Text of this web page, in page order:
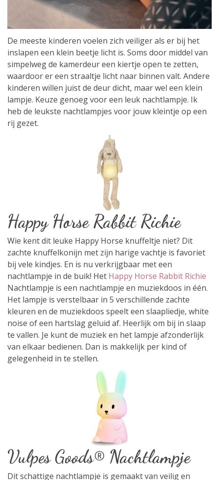
De meeste kinderen voelen zich veiliger als er bij het
inslapen een klein beetje licht is. Soms door middel van
simpelweg de kamerdeur een kiertje open te zetten,
waardoor er een straaltje licht naar binnen valt. Andere
kinderen willen juist de deur dicht, maar wel een klein
lampje. Keuze genoeg voor een leuk nachtlampje. Ik
heb de leukste nachtlampjes voor jouw kleintje op een
rij gezet.
Happy Horse Rabbit Richie
Wie kent dit leuke Happy Horse knuffeltje niet? Dit
zachte knuffelkonijn met zijn harige vachtje is favoriet
bij vele kindjes. En is nu verkrijgbaar met een
nachtlampje in de buik! Het Happy Horse Rabbit Richie
Nachtlampje is een nachtlampje en muziekdoos in één.
Het lampje is verstelbaar in 5 verschillende zachte
kleuren en de muziekdoos speelt een slaapliedje, white
noise of een hartslag geluid af. Heerlijk om bij in slaap
te vallen. Je kunt de muziek en het lampje afzonderlijk
van elkaar bedienen. Dan is makkelijk per kind of
gelegenheid in te stellen.
Vulpes Goods® Nachtlampje
Dit schattige nachtlampje is gemaakt van veilig en